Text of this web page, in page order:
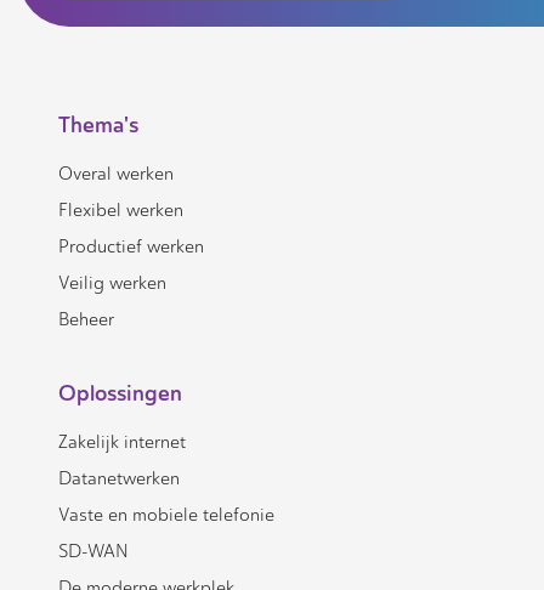
Thema's
Overal werken
Flexibel werken
Productief werken
Veilig werken
Beheer
Oplossingen
Zakelijk internet
Datanetwerken
Vaste en mobiele telefonie
SD-WAN